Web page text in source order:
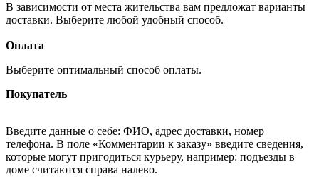
В зависимости от места жительства вам предложат варианты
доставки. Выберите любой удобный способ.
Оплата
Выберите оптимальный способ оплаты.
Покупатель
Введите данные о себе: ФИО, адрес доставки, номер
телефона. В поле «Комментарии к заказу» введите сведения,
которые могут пригодиться курьеру, например: подъезды в
доме считаются справа налево.